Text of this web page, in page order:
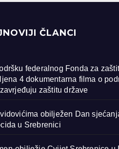
ČLANCI
federalnog Fonda za
4 dokumentarna filma o
zaštitu države
obilježen Dan
u Srebrenici